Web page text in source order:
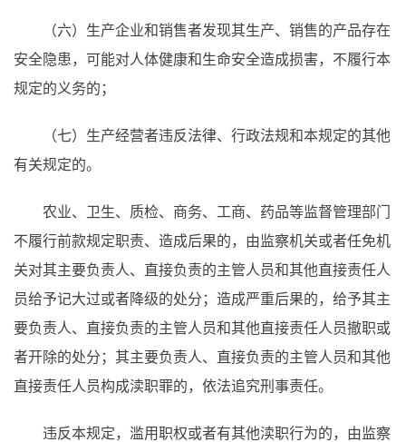
（六）生产企业和销售者发现其生产、销售的产品存在
安全隐患，可能对人体健康和生命安全造成损害，不履行本
规定的义务的；
（七）生产经营者违反法律、行政法规和本规定的其他
有关规定的。
农业、卫生、质检、商务、工商、药品等监督管理部门
不履行前款规定职责、造成后果的，由监察机关或者任免机
关对其主要负责人、直接负责的主管人员和其他直接责任人
员给予记大过或者降级的处分；造成严重后果的，给予其主
要负责人、直接负责的主管人员和其他直接责任人员撤职或
者开除的处分；其主要负责人、直接负责的主管人员和其他
直接责任人员构成渎职罪的，依法追究刑事责任。
违反本规定，滥用职权或者有其他渎职行为的，由监察